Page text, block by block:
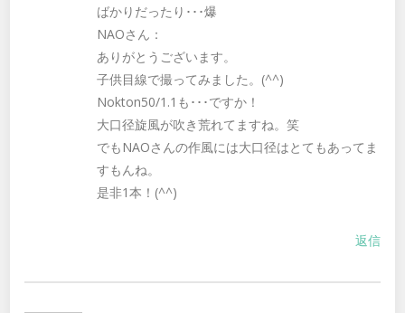
ばかりだったり･･･爆
NAOさん：
ありがとうございます。
子供目線で撮ってみました。(^^)
Nokton50/1.1も･･･ですか！
大口径旋風が吹き荒れてますね。笑
でもNAOさんの作風には大口径はとてもあってま
すもんね。
是非1本！(^^)
返信